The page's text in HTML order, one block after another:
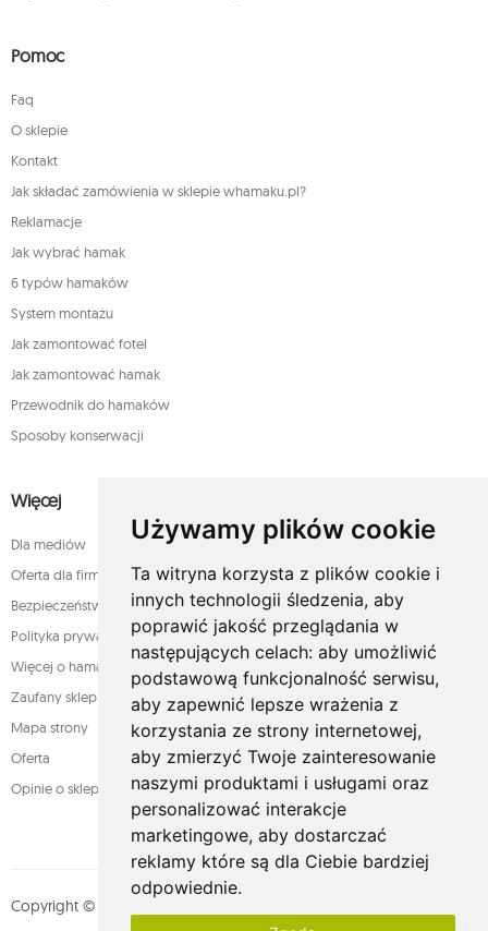
Używamy plików cookie
Ta witryna korzysta z plików cookie i
innych technologii śledzenia, aby
poprawić jakość przeglądania w
następujących celach: aby umożliwić
podstawową funkcjonalność serwisu,
aby zapewnić lepsze wrażenia z
korzystania ze strony internetowej,
aby zmierzyć Twoje zainteresowanie
naszymi produktami i usługami oraz
personalizować interakcje
marketingowe, aby dostarczać
reklamy które są dla Ciebie bardziej
odpowiednie.
Pomoc
Faq
O sklepie
Kontakt
Jak składać zamówienia w sklepie whamaku.pl?
Reklamacje
Jak wybrać hamak
6 typów hamaków
System montażu
Jak zamontować fotel
Jak zamontować hamak
Przewodnik do hamaków
Sposoby konserwacji
Więcej
Dla mediów
Oferta dla firm
Bezpieczeństwo płatności
Polityka prywatności
Więcej o hamakach
Zaufany sklep
Mapa strony
Oferta
Opinie o sklepie
Copyright © whamaku.pl. Wszystkie prawa zastrzeżone. Designed by